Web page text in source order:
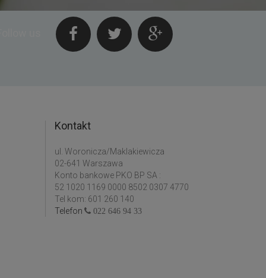
Kontakt
ul. Woronicza/Maklakiewicza
02-641 Warszawa
Konto bankowe PKO BP SA :
52 1020 1169 0000 8502 0307 4770
Tel kom: 601 260 140
Telefon
022 646 94 33